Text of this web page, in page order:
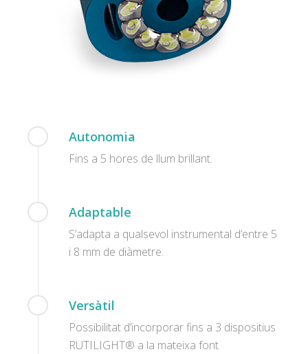
Autonomia
Fins a 5 hores de llum brillant.
Adaptable
S’adapta a qualsevol instrumental d’entre 5
i 8 mm de diàmetre.
Versàtil
Possibilitat d’incorporar fins a 3 dispositius
RUTILIGHT® a la mateixa font